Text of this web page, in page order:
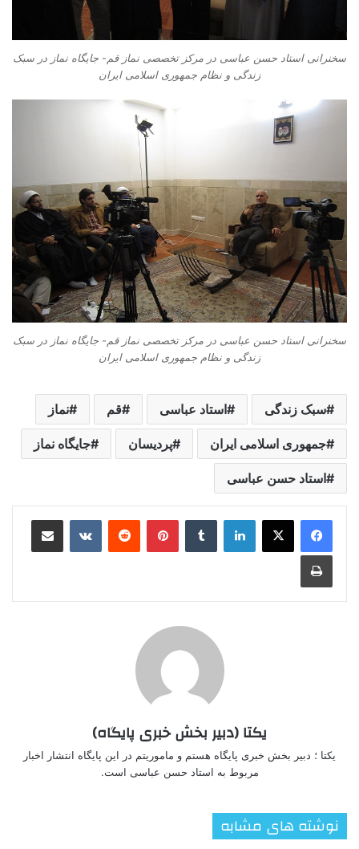
سخنرانی استاد حسن عباسی در مرکز تخصصی نماز قم- جایگاه نماز در سبک
زندگی و نظام جمهوری اسلامی ایران
سخنرانی استاد حسن عباسی در مرکز تخصصی نماز قم- جایگاه نماز در سبک
زندگی و نظام جمهوری اسلامی ایران
سبک زندگی استاد عباسی قم نماز
جمهوری اسلامی ایران پردیسان جایگاه نماز
استاد حسن عباسی
لینکدین ‫تامبلر ‫پین‌ترست‫رددیت ‫VKontakteاشتراک گذاری از طریق ایمیل
چاپ
یکتا (دبیر بخش خبری پایگاه)
یکتا ؛ دبیر بخش خبری پایگاه هستم و ماموریتم در این پایگاه انتشار اخبار
مربوط به استاد حسن عباسی است.
نوشته های مشابه